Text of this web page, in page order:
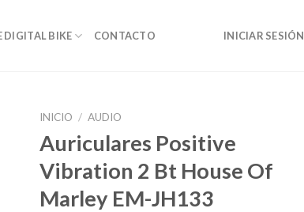
DIGITAL BIKE CONTACTO INICIAR SESIÓN
INICIO / AUDIO
Auriculares Positive
Vibration 2 Bt House Of
Marley EM-JH133